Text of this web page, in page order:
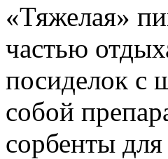
«Тяжелая»
частью
посиделок с
собой
сорбенты